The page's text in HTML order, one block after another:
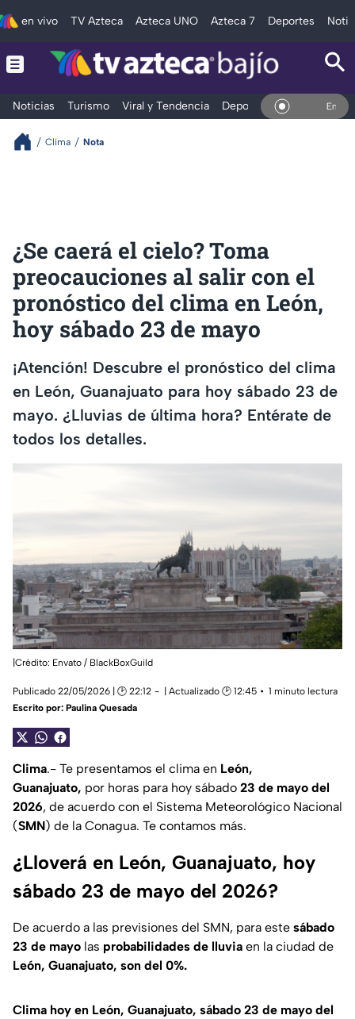
en vivo TV Azteca Azteca UNO Azteca 7 Deportes
Noticias Turismo Viral y Tendencia Deportes Espectáculos
En Vivo
Clima Nota
¿Se caerá el cielo? Toma
preocauciones al salir con el
pronóstico del clima en León,
hoy sábado 23 de mayo
¡Atención! Descubre el pronóstico del clima
en León, Guanajuato para hoy sábado 23 de
mayo. ¿Lluvias de última hora? Entérate de
todos los detalles.
|Crédito: Envato / BlackBoxGuild
Publicado 22/05/2026 | 🕑 22:12 | Actualizado 🕑 12:45
1 minuto lectura
Escrito por: Paulina Quesada
Clima.- Te presentamos el clima en León,
Guanajuato, por horas para hoy sábado 23 de mayo del
2026, de acuerdo con el Sistema Meteorológico Nacional
(SMN) de la Conagua. Te contamos más.
¿Lloverá en León, Guanajuato, hoy
sábado 23 de mayo del 2026?
De acuerdo a las previsiones del SMN, para este sábado
23 de mayo las probabilidades de lluvia en la ciudad de
León, Guanajuato, son del 0%.
Clima hoy en León, Guanajuato, sábado 23 de mayo del